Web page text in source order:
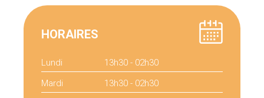
HORAIRES
Lundi
13h30 - 02h30
Mardi
13h30 - 02h30